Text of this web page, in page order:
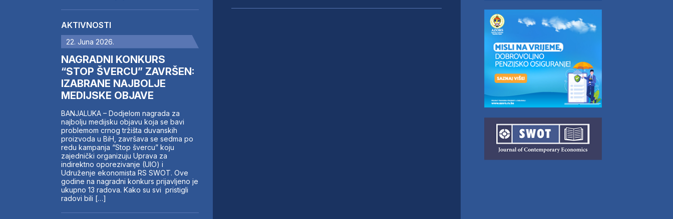
AKTIVNOSTI
22. Juna 2026.
NAGRADNI KONKURS
“STOP ŠVERCU” ZAVRŠEN:
IZABRANE NAJBOLJE
MEDIJSKE OBJAVE
BANJALUKA – Dodjelom nagrada za
najbolju medijsku objavu koja se bavi
problemom crnog tržišta duvanskih
proizvoda u BiH, završava se sedma po
redu kampanja “Stop švercu” koju
zajednički organizuju Uprava za
indirektno oporezivanje (UIO) i
Udruženje ekonomista RS SWOT. Ove
godine na nagradni konkurs prijavljeno je
ukupno 13 radova. Kako su svi pristigli
radovi bili […]